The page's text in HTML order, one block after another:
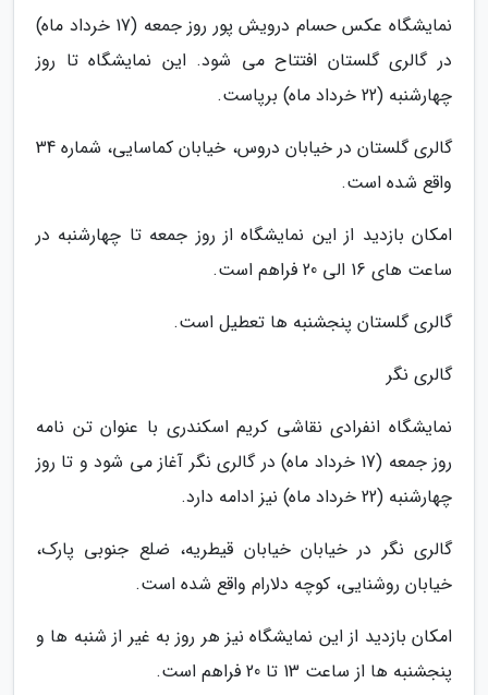
نمایشگاه عکس حسام درویش پور روز جمعه (17 خرداد ماه)
در گالری گلستان افتتاح می شود. این نمایشگاه تا روز
چهارشنبه (22 خرداد ماه) برپاست.
گالری گلستان در خیابان دروس، خیابان کماسایی، شماره 34
واقع شده است.
امکان بازدید از این نمایشگاه از روز جمعه تا چهارشنبه در
ساعت های 16 الی 20 فراهم است.
گالری گلستان پنجشنبه ها تعطیل است.
گالری نگر
نمایشگاه انفرادی نقاشی کریم اسکندری با عنوان تن نامه
روز جمعه (17 خرداد ماه) در گالری نگر آغاز می شود و تا روز
چهارشنبه (22 خرداد ماه) نیز ادامه دارد.
گالری نگر در خیابان خیابان قیطریه، ضلع جنوبی پارک،
خیابان روشنایی، کوچه دلارام واقع شده است.
امکان بازدید از این نمایشگاه نیز هر روز به غیر از شنبه ها و
پنجشنبه ها از ساعت 13 تا 20 فراهم است.